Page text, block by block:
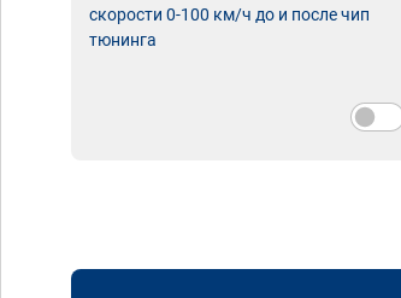
скорости 0-100 км/ч до и после чип
тюнинга